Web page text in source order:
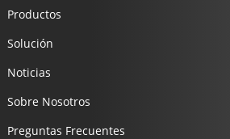
Productos
Solución
Noticias
Sobre Nosotros
Preguntas Frecuentes